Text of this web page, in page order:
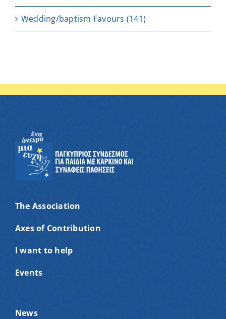
Wedding/baptism Favours (141)
The Association
Axes of Contribution
I want to help
Events
News